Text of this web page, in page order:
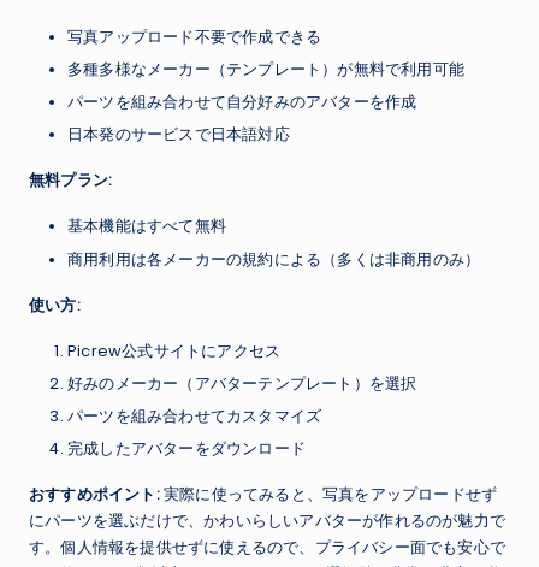
写真アップロード不要で作成できる
多種多様なメーカー（テンプレート）が無料で利用可能
パーツを組み合わせて自分好みのアバターを作成
日本発のサービスで日本語対応
無料プラン:
基本機能はすべて無料
商用利用は各メーカーの規約による（多くは非商用のみ）
使い方:
Picrew公式サイトにアクセス
好みのメーカー（アバターテンプレート）を選択
パーツを組み合わせてカスタマイズ
完成したアバターをダウンロード
おすすめポイント:実際に使ってみると、写真をアップロードせず
にパーツを選ぶだけで、かわいらしいアバターが作れるのが魅力で
す。個人情報を提供せずに使えるので、プライバシー面でも安心で